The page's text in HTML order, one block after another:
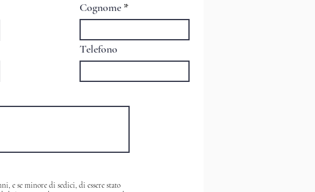
Cognome
Telefono
e se minore di sedici, di essere stato